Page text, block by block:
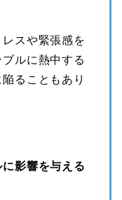
スや緊張感を
ルに熱中する
ることもあり
影響を与える